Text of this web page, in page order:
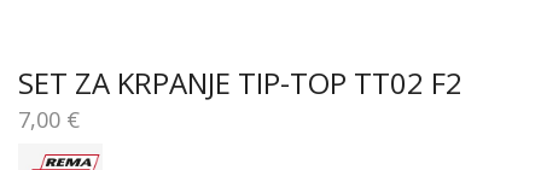
SET ZA KRPANJE TIP-TOP TT02 F2
7,00 €